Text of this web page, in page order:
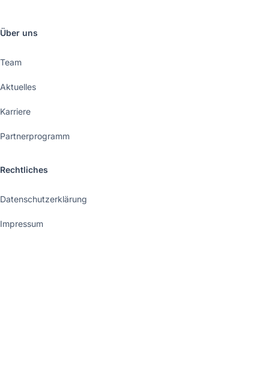
Über uns
Team
Aktuelles
Karriere
Partnerprogramm
Rechtliches
Datenschutzerklärung
Impressum